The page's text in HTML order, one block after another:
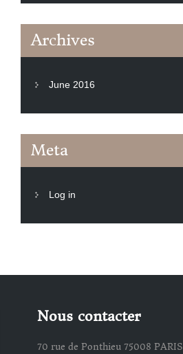
Archives
June 2016
Meta
Log in
Nous contacter
70 rue de Ponthieu 75008 PARIS